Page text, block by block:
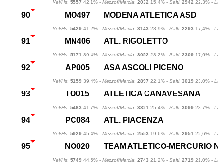
Vel/Hs: 5557 42,1% - Mezzof/Marcia: 2032 15,4% - Salti: 2942 22,3% -
90 MO497 MODENA ATLETICA ASD
Vel/Hs: 5429 41,2% - Mezzof/Marcia: 3143 23,9% - Salti: 2293 17,4% -
91 MN406 ATL. RIGOLETTO
Vel/Hs: 5171 39,4% - Mezzof/Marcia: 3052 23,2% - Salti: 2309 17,6% -
92 AP005 ASA ASCOLI PICENO
Vel/Hs: 5159 39,4% - Mezzof/Marcia: 2897 22,1% - Salti: 3019 23,0% -
93 TO015 ATLETICA CANAVESANA
Vel/Hs: 5463 41,7% - Mezzof/Marcia: 3321 25,4% - Salti: 3099 23,7% -
94 PC084 ATL. PIACENZA
Vel/Hs: 5929 45,4% - Mezzof/Marcia: 2553 19,6% - Salti: 2951 22,6% -
95 NO020 TEAM ATLETICO-MERCURIO
Vel/Hs: 5749 44,5% - Mezzof/Marcia: 2743 21,2% - Salti: 2719 21,0% -